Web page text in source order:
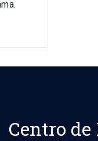
Centro